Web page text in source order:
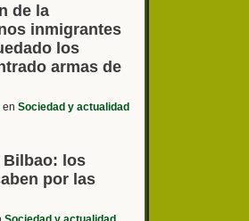
de la
inmigrantes
los
armas de
enSociedad y actualidad
Bilbao: los
por las